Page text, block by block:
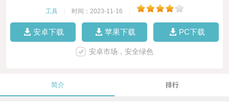
工具 时间：2023-11-16
安卓下载 苹果下载 PC下载
安卓市场，安全绿色
简介 排行